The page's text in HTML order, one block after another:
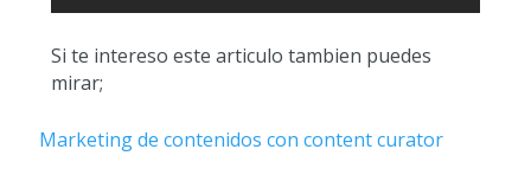
Si te intereso este articulo tambien puedes
mirar;
Marketing de contenidos con content curator